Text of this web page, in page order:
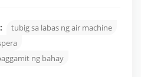
tubig sa labas ng air machine
ng bahay